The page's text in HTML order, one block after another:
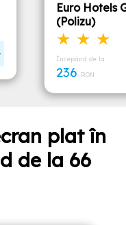
Euro Hotels
(Polizu)
★ ★ ★
Începând de la
236 RON
plat în
de la 66